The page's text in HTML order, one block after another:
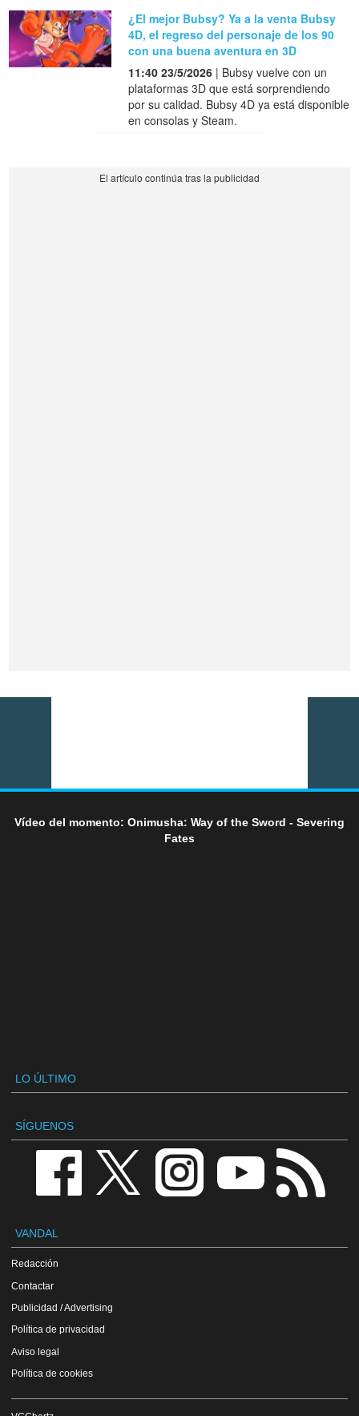
¿El mejor Bubsy? Ya a la venta Bubsy
4D, el regreso del personaje de los 90
con una buena aventura en 3D
11:40 23/5/2026 | Bubsy vuelve con un
plataformas 3D que está sorprendiendo
por su calidad. Bubsy 4D ya está disponible
en consolas y Steam.
Vídeo del momento: Onimusha: Way of the Sword - Severing
Fates
LO ÚLTIMO
SÍGUENOS
VANDAL
Redacción
Contactar
Publicidad / Advertising
Política de privacidad
Aviso legal
Política de cookies